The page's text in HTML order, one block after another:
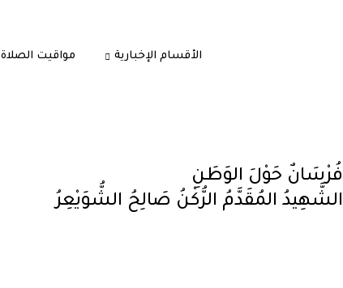
الأقسام الإخبارية مواقيت الصلاة
فُرْسَانٌ حَوْلَ الوَطَنِ
الشَّهِيدُ المُقَدَّمُ الرُّكْنُ صَالِحُ الشُّوَيْعِرُ